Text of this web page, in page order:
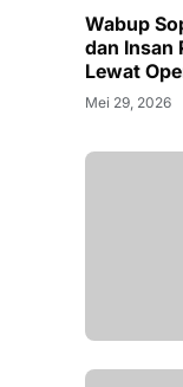
Wabup
dan Insan
Lewat
Mei 29, 2026